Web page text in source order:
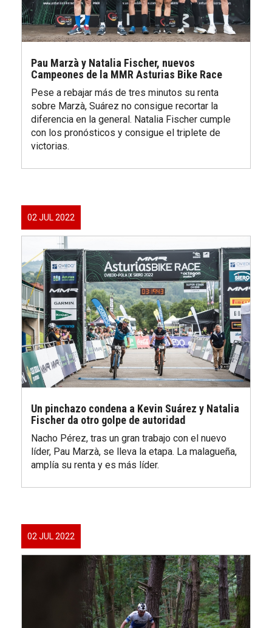
Pau Marzà y Natalia Fischer, nuevos
Campeones de la MMR Asturias Bike Race
Pese a rebajar más de tres minutos su renta
sobre Marzà, Suárez no consigue recortar la
diferencia en la general. Natalia Fischer cumple
con los pronósticos y consigue el triplete de
victorias.
02 JUL 2022
Un pinchazo condena a Kevin Suárez y Natalia
Fischer da otro golpe de autoridad
Nacho Pérez, tras un gran trabajo con el nuevo
líder, Pau Marzà, se lleva la etapa. La malagueña,
amplía su renta y es más líder.
02 JUL 2022